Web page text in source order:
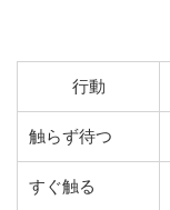
行動
触らず待つ
すぐ触る